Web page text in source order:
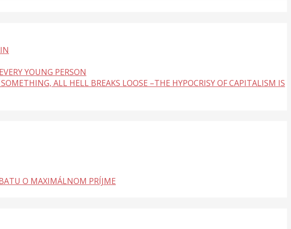
YOUNG PERSON
ALL HELL BREAKS LOOSE –THE HYPOCRISY OF CAPITALISM IS
O MAXIMÁLNOM PRÍJME